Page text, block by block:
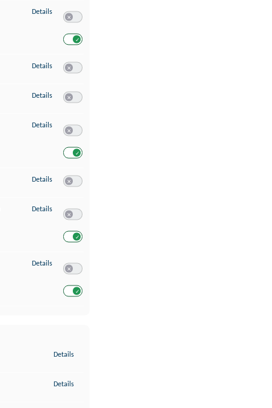
Details zu Verwendung reduzierter Daten zur Auswahl von Werbeanzeigen
Details zu Erstellung von Profilen für personalisierte Werbung
Details zu Verwendung von Profilen zur Auswahl personalisierter Werbung
Details zu Messung der Werbeleistung
Details zu Messung der Performance von Inhalten
Details zu Analyse von Zielgruppen durch Statistiken oder Kombinationen von
Details zu Entwicklung und Verbesserung der Angebote
Details
Details